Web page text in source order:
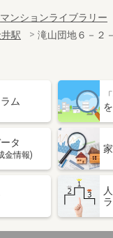
マンションライブラリー
駅 滝山団地６－２
ム
タ
金情報)